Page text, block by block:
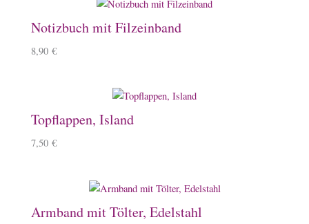
Notizbuch mit Filzeinband
8,90 €
Topflappen, Island
7,50 €
Armband mit Tölter, Edelstahl